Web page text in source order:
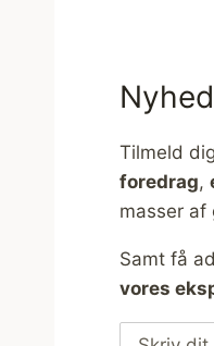
Tilmeld
foredrag,
masser af
Samt få
vores